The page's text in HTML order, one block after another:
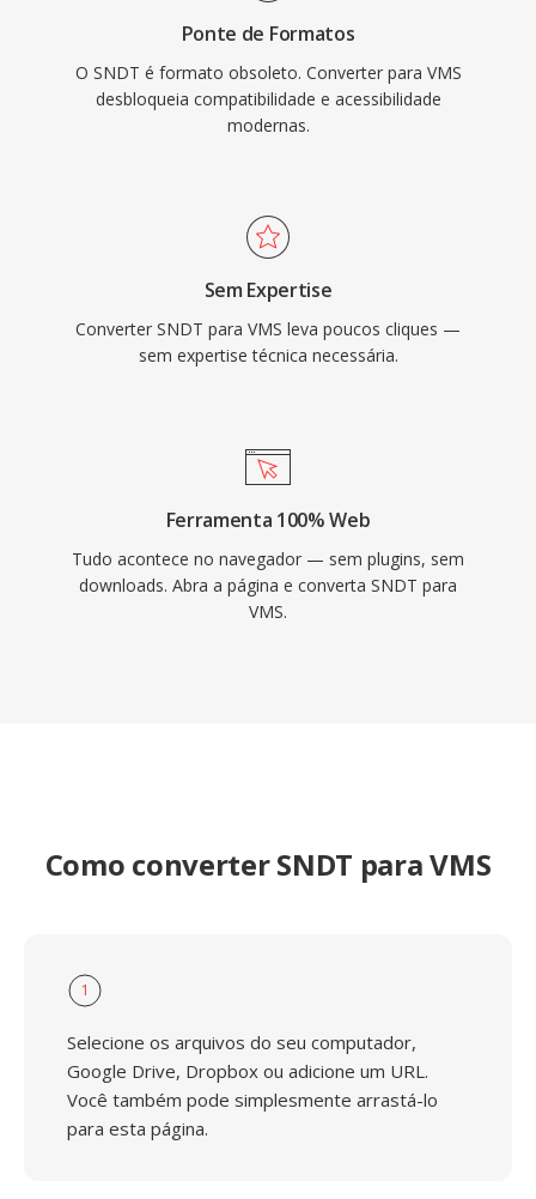
Ponte de Formatos
O SNDT é formato obsoleto. Converter para VMS
desbloqueia compatibilidade e acessibilidade
modernas.
Sem Expertise
Converter SNDT para VMS leva poucos cliques —
sem expertise técnica necessária.
Ferramenta 100% Web
Tudo acontece no navegador — sem plugins, sem
downloads. Abra a página e converta SNDT para
VMS.
Como converter SNDT para VMS
1
Selecione os arquivos do seu computador,
Google Drive, Dropbox ou adicione um URL.
Você também pode simplesmente arrastá-lo
para esta página.